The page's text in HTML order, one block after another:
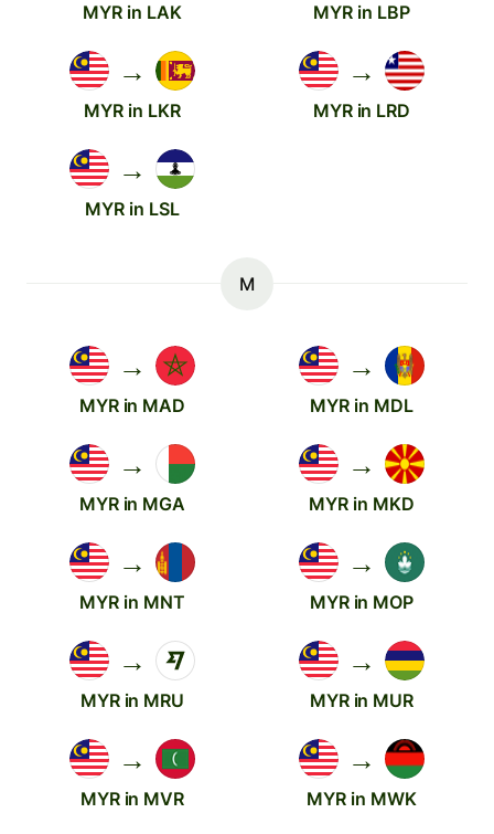
MYR in LAK MYR in LBP
→
MYR in LKR
→
MYR in LRD
→
MYR in LSL
M
→
MYR in MAD
→
MYR in MDL
→
MYR in MGA
→
MYR in MKD
→
MYR in MNT
→
MYR in MOP
→
MYR in MRU
→
MYR in MUR
→
MYR in MVR
→
MYR in MWK